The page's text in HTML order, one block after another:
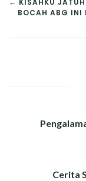
POST
← KISAHKU
BOCAH ABG INI
Cerita